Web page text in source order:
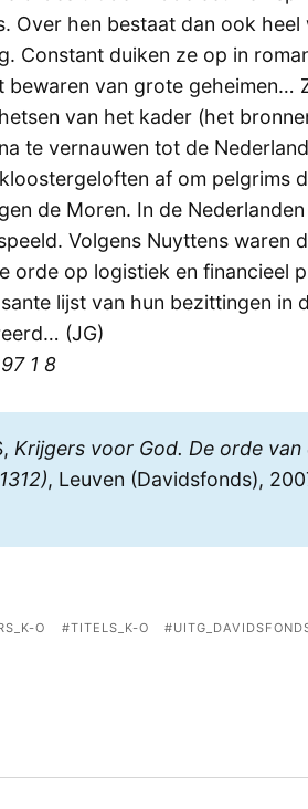
Over hen bestaat dan ook
Constant duiken ze op in
bewaren van grote geheimen…
van het kader (het
te vernauwen tot de
af om pelgrims
de Moren. In de
Volgens Nuyttens waren
orde op logistiek en financieel
lijst van hun bezittingen in
(JG)
1 8
Krijgers voor God. De orde
, Leuven (Davidsfonds),
O TITELS_K-O